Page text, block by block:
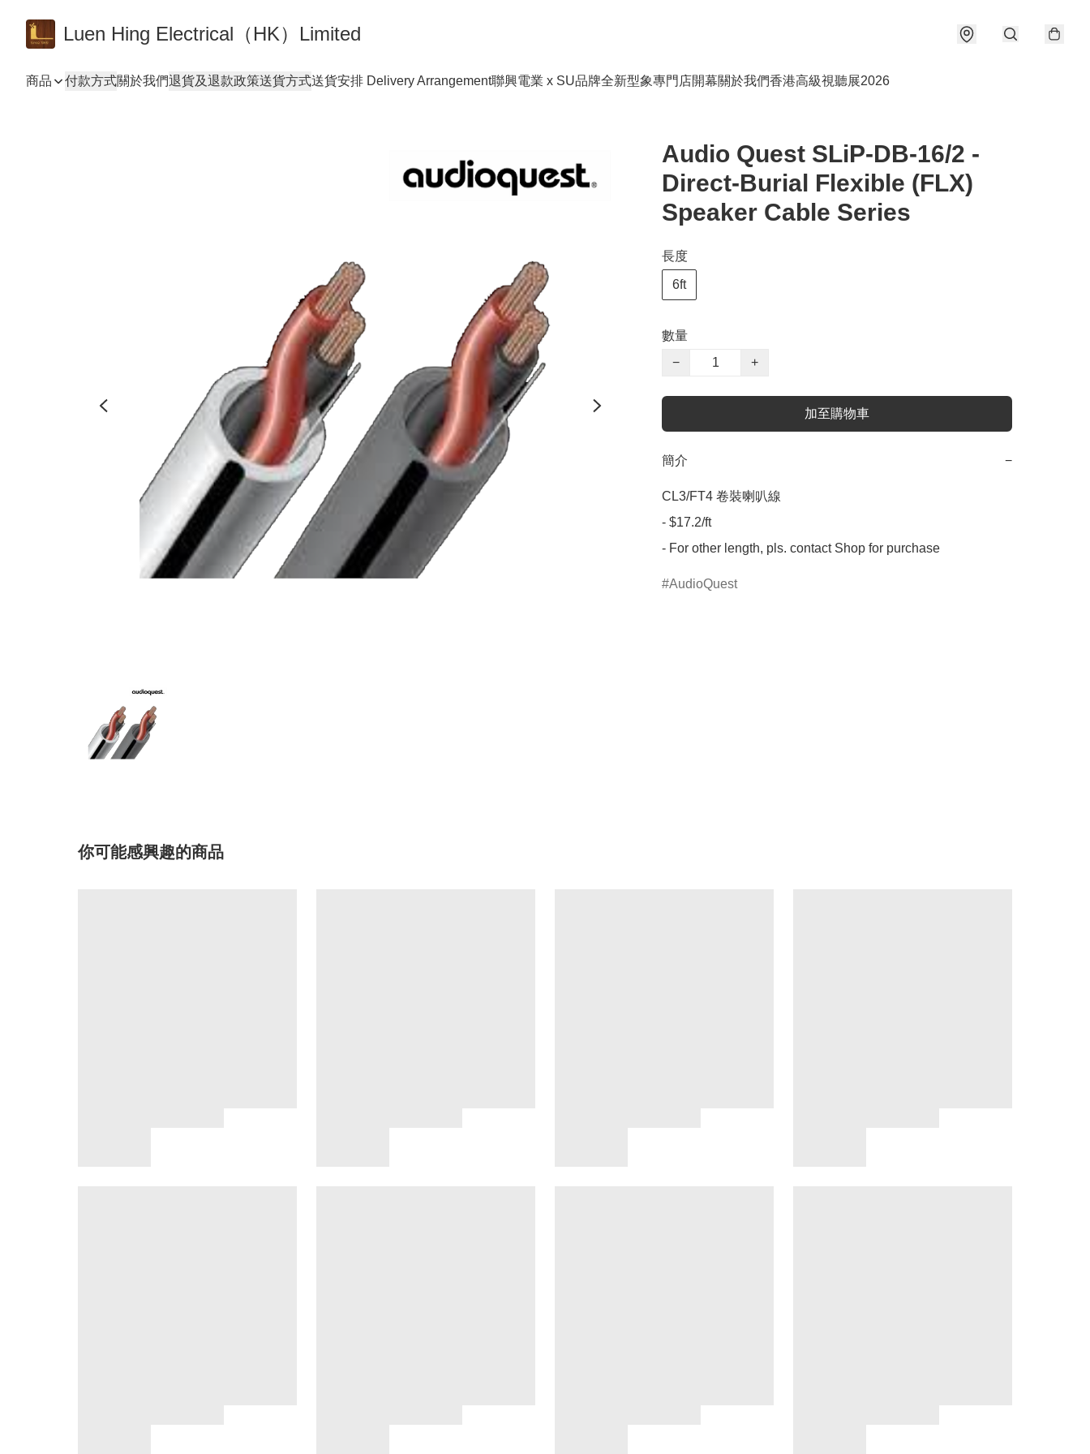
Luen Hing Electrical（HK）Limited
商品 付款方式關於我們退貨及退款政策送貨方式送貨安排 Delivery Arrangement聯興電業 x SU品牌全新型象專門店開幕關於我們香港高級視聽展2026
Audio Quest SLiP-DB-16/2 -
Direct-Burial Flexible (FLX)
Speaker Cable Series
長度
6ft
數量
−
+
加至購物車
簡介 −
CL3/FT4 卷裝喇叭線
- $17.2/ft
- For other length, pls. contact Shop for purchase
AudioQuest
你可能感興趣的商品